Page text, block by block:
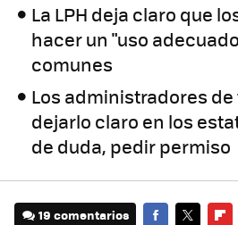
La LPH deja claro que
hacer un "uso
comunes
Los administradores
dejarlo claro en los
de duda, pedir permiso
19 comentarios